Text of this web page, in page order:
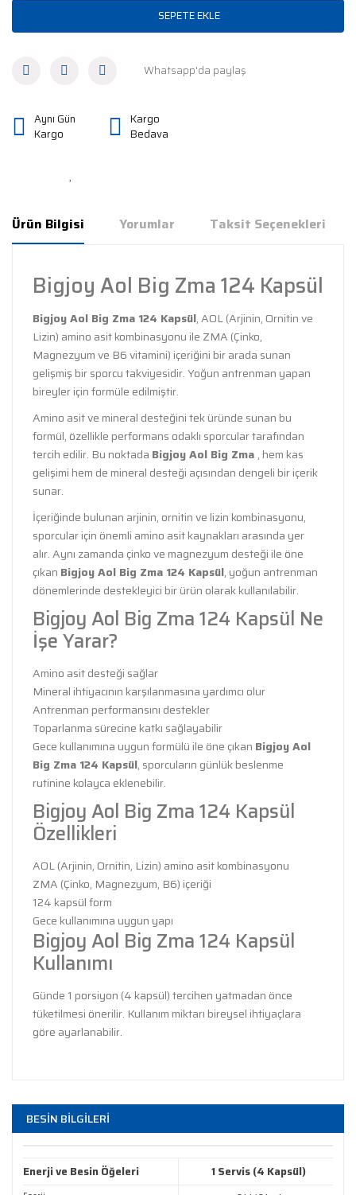
SEPETE EKLE
Whatsapp'da paylaş
Aynı Gün
Kargo
Kargo
Bedava
Ürün Bilgisi Yorumlar Taksit Seçenekleri
Bigjoy Aol Big Zma 124 Kapsül
Bigjoy Aol Big Zma 124 Kapsül, AOL (Arjinin, Ornitin ve
Lizin) amino asit kombinasyonu ile ZMA (Çinko,
Magnezyum ve B6 vitamini) içeriğini bir arada sunan
gelişmiş bir sporcu takviyesidir. Yoğun antrenman yapan
bireyler için formüle edilmiştir.
Amino asit ve mineral desteğini tek üründe sunan bu
formül, özellikle performans odaklı sporcular tarafından
tercih edilir. Bu noktada Bigjoy Aol Big Zma , hem kas
gelişimi hem de mineral desteği açısından dengeli bir içerik
sunar.
İçeriğinde bulunan arjinin, ornitin ve lizin kombinasyonu,
sporcular için önemli amino asit kaynakları arasında yer
alır. Aynı zamanda çinko ve magnezyum desteği ile öne
çıkan Bigjoy Aol Big Zma 124 Kapsül, yoğun antrenman
dönemlerinde destekleyici bir ürün olarak kullanılabilir.
Bigjoy Aol Big Zma 124 Kapsül Ne
İşe Yarar?
Amino asit desteği sağlar
Mineral ihtiyacının karşılanmasına yardımcı olur
Antrenman performansını destekler
Toparlanma sürecine katkı sağlayabilir
Gece kullanımına uygun formülü ile öne çıkan Bigjoy Aol
Big Zma 124 Kapsül, sporcuların günlük beslenme
rutinine kolayca eklenebilir.
Bigjoy Aol Big Zma 124 Kapsül
Özellikleri
AOL (Arjinin, Ornitin, Lizin) amino asit kombinasyonu
ZMA (Çinko, Magnezyum, B6) içeriği
124 kapsül form
Gece kullanımına uygun yapı
Bigjoy Aol Big Zma 124 Kapsül
Kullanımı
Günde 1 porsiyon (4 kapsül) tercihen yatmadan önce
tüketilmesi önerilir. Kullanım miktarı bireysel ihtiyaçlara
göre ayarlanabilir.
Bu ürüne ilk yorumu siz yapın!
diğer konularda yetersiz gördüğünüz noktaları öneri
formunu kullanarak tarafımıza iletebilirsiniz.
Görüş ve önerileriniz için teşekkür ederiz.
Ürün resmi kalitesiz, bozuk veya görüntülenemiyor.
BESİN BİLGİLERİ
Enerji ve Besin Öğeleri 1 Servis (4 Kapsül)